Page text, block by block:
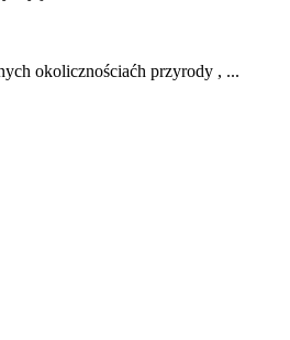
okolicznościaćh przyrody , ...